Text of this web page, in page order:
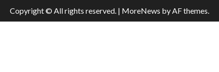
Copyright © All rights reserved. | MoreNews by AF themes.